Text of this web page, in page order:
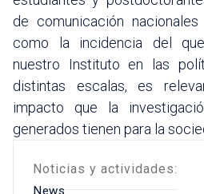
de comunicación
como la incidencia del
nuestro Instituto en las
distintas escalas, es
impacto que la
generados tienen para la
Noticias y actividades:
News